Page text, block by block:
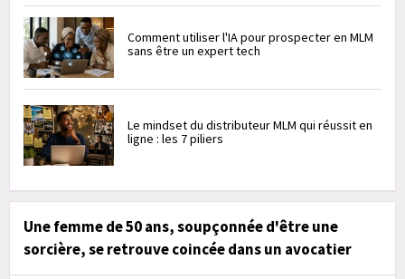
Comment utiliser l'IA pour prospecter en MLM
sans être un expert tech
Le mindset du distributeur MLM qui réussit en
ligne : les 7 piliers
Une femme de 50 ans, soupçonnée d'être une
sorcière, se retrouve coincée dans un avocatier